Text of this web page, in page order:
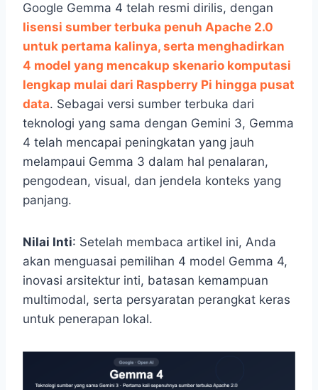
Google Gemma 4 telah resmi dirilis, dengan
lisensi sumber terbuka penuh Apache 2.0
untuk pertama kalinya, serta menghadirkan
4 model yang mencakup skenario komputasi
lengkap mulai dari Raspberry Pi hingga pusat
data. Sebagai versi sumber terbuka dari
teknologi yang sama dengan Gemini 3, Gemma
4 telah mencapai peningkatan yang jauh
melampaui Gemma 3 dalam hal penalaran,
pengodean, visual, dan jendela konteks yang
panjang.
Nilai Inti: Setelah membaca artikel ini, Anda
akan menguasai pemilihan 4 model Gemma 4,
inovasi arsitektur inti, batasan kemampuan
multimodal, serta persyaratan perangkat keras
untuk penerapan lokal.